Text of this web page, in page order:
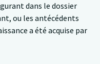
dans le dossier
ou les antécédents
a été acquise par